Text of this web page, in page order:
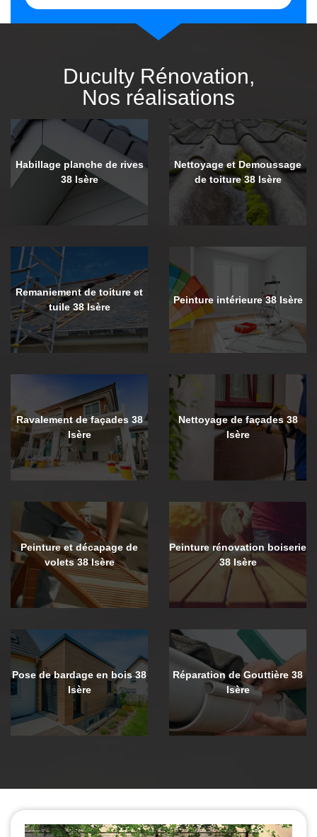
Duculty Rénovation,
Nos réalisations
Habillage planche de rives
38 Isère
Nettoyage et Demoussage
de toiture 38 Isère
Remaniement de toiture et
tuile 38 Isère
Peinture intérieure 38 Isère
Ravalement de façades 38
Isère
Nettoyage de façades 38
Isère
Peinture et décapage de
volets 38 Isère
Peinture rénovation boiserie
38 Isère
Pose de bardage en bois 38
Isère
Réparation de Gouttière 38
Isère